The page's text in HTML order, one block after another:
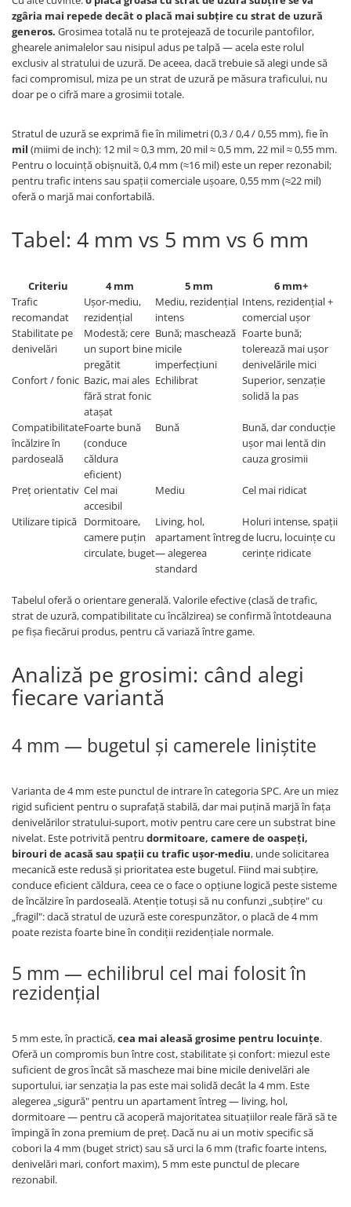
zgâria mai repede decât o placă mai subțire cu strat de uzură
generos. Grosimea totală nu te protejează de tocurile pantofilor,
ghearele animalelor sau nisipul adus pe talpă — acela este rolul
exclusiv al stratului de uzură. De aceea, dacă trebuie să alegi unde să
faci compromisul, miza pe un strat de uzură pe măsura traficului, nu
doar pe o cifră mare a grosimii totale.
Stratul de uzură se exprimă fie în milimetri (0,3 / 0,4 / 0,55 mm), fie în
mil (miimi de inch): 12 mil ≈ 0,3 mm, 20 mil ≈ 0,5 mm, 22 mil ≈ 0,55 mm.
Pentru o locuință obișnuită, 0,4 mm (≈16 mil) este un reper rezonabil;
pentru trafic intens sau spații comerciale ușoare, 0,55 mm (≈22 mil)
oferă o marjă mai confortabilă.
Tabel: 4 mm vs 5 mm vs 6 mm
Criteriu 4 mm 5 mm
6 mm+
Trafic
recomandat
Ușor-mediu,
rezidențial
Mediu, rezidențial
intens
Intens, rezidențial +
comercial ușor
Stabilitate pe
denivelări
Modestă; cere
un suport bine
pregătit
Bună; maschează
micile
imperfecțiuni
Foarte bună;
tolerează mai ușor
denivelările mici
Confort / fonic Bazic, mai ales
fără strat fonic
atașat
Echilibrat
Superior, senzație
solidă la pas
Compatibilitate
încălzire în
pardoseală
Foarte bună
(conduce
căldura
eficient)
Bună
Bună, dar conducție
ușor mai lentă din
cauza grosimii
Preț orientativ Cel mai
accesibil
Mediu Cel mai ridicat
Utilizare tipică Dormitoare,
camere puțin
circulate, buget
Living, hol,
apartament întreg
— alegerea
standard
Holuri intense, spații
de lucru, locuințe cu
cerințe ridicate
Tabelul oferă o orientare generală. Valorile efective (clasă de trafic,
strat de uzură, compatibilitate cu încălzirea) se confirmă întotdeauna
pe fișa fiecărui produs, pentru că variază între game.
Analiză pe grosimi: când alegi
fiecare variantă
4 mm — bugetul și camerele liniștite
Varianta de 4 mm este punctul de intrare în categoria SPC. Are un miez
rigid suficient pentru o suprafață stabilă, dar mai puțină marjă în fața
denivelărilor stratului-suport, motiv pentru care cere un substrat bine
nivelat. Este potrivită pentru dormitoare, camere de oaspeți,
birouri de acasă sau spații cu trafic ușor-mediu, unde solicitarea
mecanică este redusă și prioritatea este bugetul. Fiind mai subțire,
conduce eficient căldura, ceea ce o face o opțiune logică peste sisteme
de încălzire în pardoseală. Atenție totuși să nu confunzi „subțire" cu
„fragil": dacă stratul de uzură este corespunzător, o placă de 4 mm
poate rezista foarte bine în condiții rezidențiale normale.
5 mm — echilibrul cel mai folosit în
rezidențial
5 mm este, în practică,cea mai aleasă grosime pentru locuințe.
Oferă un compromis bun între cost, stabilitate și confort: miezul este
suficient de gros încât să mascheze mai bine micile denivelări ale
suportului, iar senzația la pas este mai solidă decât la 4 mm. Este
alegerea „sigură" pentru un apartament întreg — living, hol,
dormitoare — pentru că acoperă majoritatea situațiilor reale fără să te
împingă în zona premium de preț. Dacă nu ai un motiv specific să
cobori la 4 mm (buget strict) sau să urci la 6 mm (trafic foarte intens,
denivelări mari, confort maxim), 5 mm este punctul de plecare
rezonabil.